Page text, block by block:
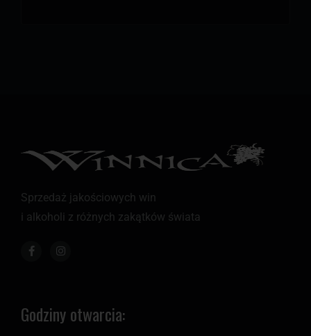
Sprzedaż jakościowych win
i alkoholi z różnych zakątków świata
Godziny otwarcia: